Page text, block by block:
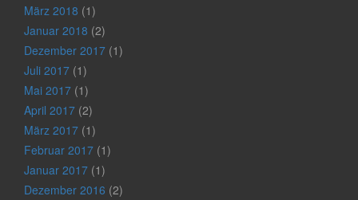
März 2018 (1)
Januar 2018 (2)
Dezember 2017 (1)
Juli 2017 (1)
Mai 2017 (1)
April 2017 (2)
März 2017 (1)
Februar 2017 (1)
Januar 2017 (1)
Dezember 2016 (2)